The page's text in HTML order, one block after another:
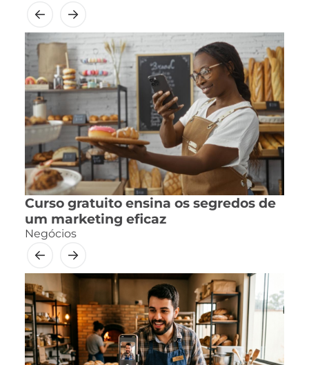
Curso gratuito ensina os segredos de
um marketing eficaz
Negócios